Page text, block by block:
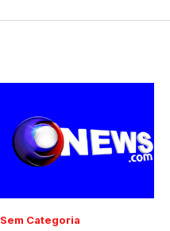
Sem Categoria